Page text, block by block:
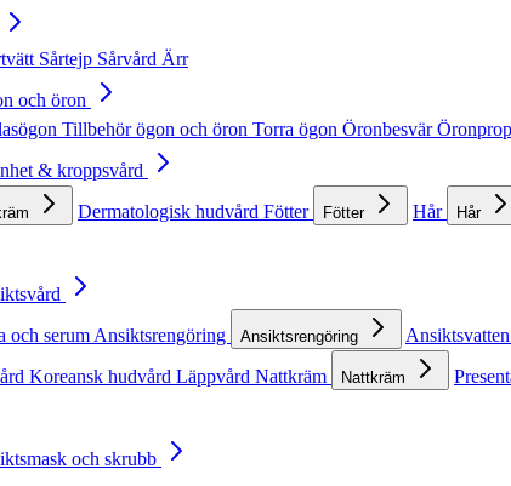
Sårtejp Sårvård Ärr
och öron
Tillbehör ögon och öron Torra ögon Öronbesvär
& kroppsvård
Dermatologisk hudvård Fötter Fötter Hår Hår
och serum Ansiktsrengöring Ansiktsrengöring
Koreansk hudvård Läppvård Nattkräm Nattkräm
och skrubb